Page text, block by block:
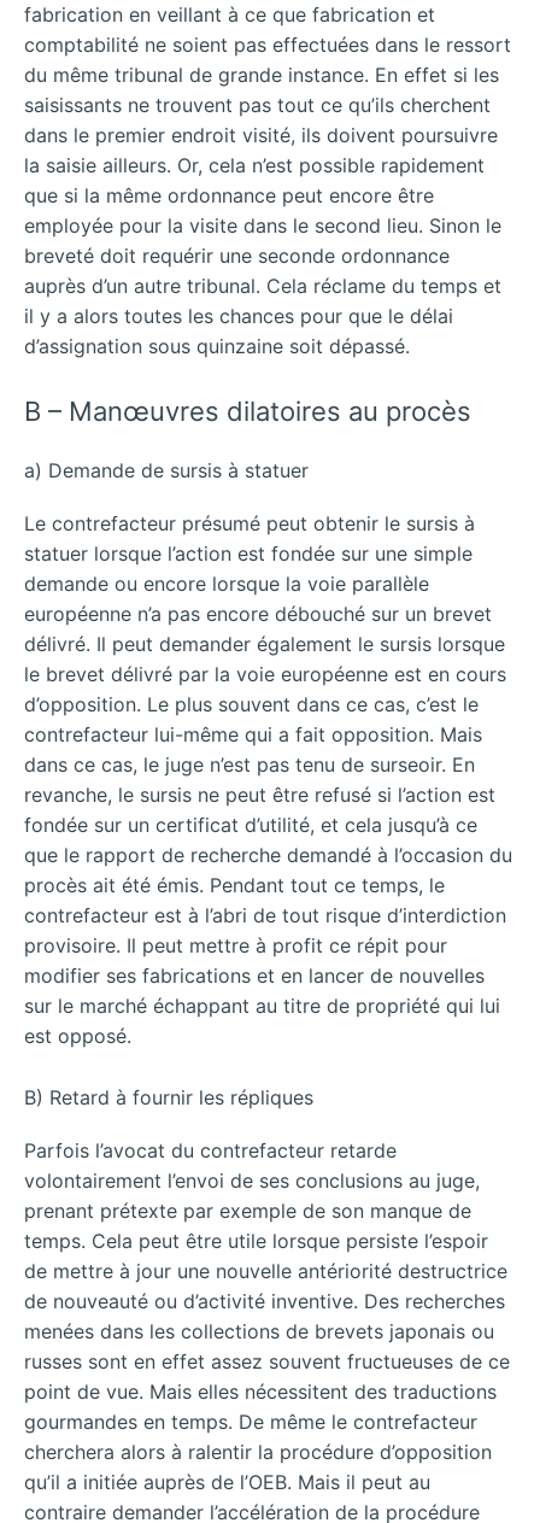
fabrication en veillant à ce que fabrication et
comptabilité ne soient pas effectuées dans le ressort
du même tribunal de grande instance. En effet si les
saisissants ne trouvent pas tout ce qu’ils cherchent
dans le premier endroit visité, ils doivent poursuivre
la saisie ailleurs. Or, cela n’est possible rapidement
que si la même ordonnance peut encore être
employée pour la visite dans le second lieu. Sinon le
breveté doit requérir une seconde ordonnance
auprès d’un autre tribunal. Cela réclame du temps et
il y a alors toutes les chances pour que le délai
d’assignation sous quinzaine soit dépassé.
B – Manœuvres dilatoires au procès
a) Demande de sursis à statuer
Le contrefacteur présumé peut obtenir le sursis à
statuer lorsque l’action est fondée sur une simple
demande ou encore lorsque la voie parallèle
européenne n’a pas encore débouché sur un brevet
délivré. Il peut demander également le sursis lorsque
le brevet délivré par la voie européenne est en cours
d’opposition. Le plus souvent dans ce cas, c’est le
contrefacteur lui-même qui a fait opposition. Mais
dans ce cas, le juge n’est pas tenu de surseoir. En
revanche, le sursis ne peut être refusé si l’action est
fondée sur un certificat d’utilité, et cela jusqu’à ce
que le rapport de recherche demandé à l’occasion du
procès ait été émis. Pendant tout ce temps, le
contrefacteur est à l’abri de tout risque d’interdiction
provisoire. Il peut mettre à profit ce répit pour
modifier ses fabrications et en lancer de nouvelles
sur le marché échappant au titre de propriété qui lui
est opposé.
B) Retard à fournir les répliques
Parfois l’avocat du contrefacteur retarde
volontairement l’envoi de ses conclusions au juge,
prenant prétexte par exemple de son manque de
temps. Cela peut être utile lorsque persiste l’espoir
de mettre à jour une nouvelle antériorité destructrice
de nouveauté ou d’activité inventive. Des recherches
menées dans les collections de brevets japonais ou
russes sont en effet assez souvent fructueuses de ce
point de vue. Mais elles nécessitent des traductions
gourmandes en temps. De même le contrefacteur
cherchera alors à ralentir la procédure d’opposition
qu’il a initiée auprès de l’OEB. Mais il peut au
contraire demander l’accélération de la procédure